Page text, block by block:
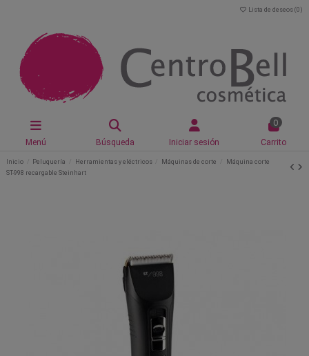
Lista de deseos (0 )
Menú Búsqueda Iniciar sesión
0
Carrito
Inicio Peluquería Herramientas y eléctricos Máquinas de corte
Máquina corte
ST-998 recargable Steinhart